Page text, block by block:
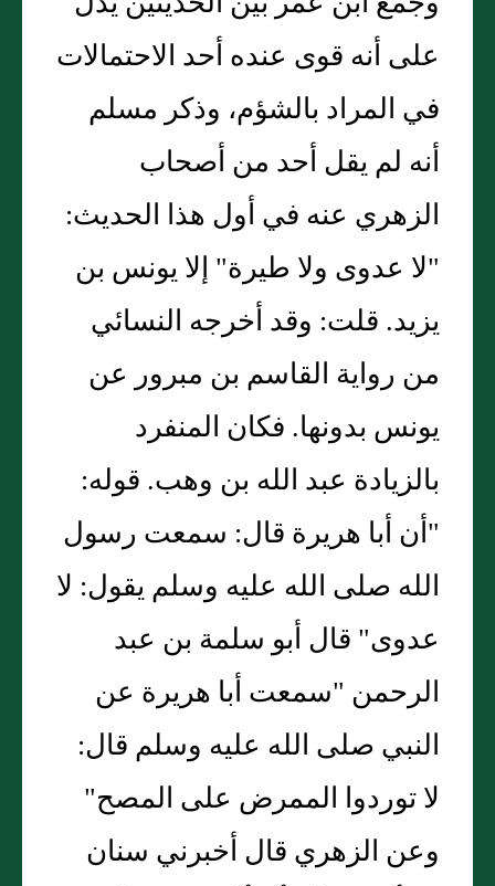
على أنه قوى عنده أحد الاحتمالات
في المراد بالشؤم، وذكر مسلم
أنه لم يقل أحد من أصحاب
الزهري عنه في أول هذا الحديث:
"لا عدوى ولا طيرة" إلا يونس بن
يزيد. قلت: وقد أخرجه النسائي
من رواية القاسم بن مبرور عن
يونس بدونها. فكان المنفرد
بالزيادة عبد الله بن وهب. قوله:
"أن أبا هريرة قال: سمعت رسول
الله صلى الله عليه وسلم يقول: لا
عدوى" قال أبو سلمة بن عبد
الرحمن "سمعت أبا هريرة عن
النبي صلى الله عليه وسلم قال:
لا توردوا الممرض على المصح"
وعن الزهري قال أخبرني سنان